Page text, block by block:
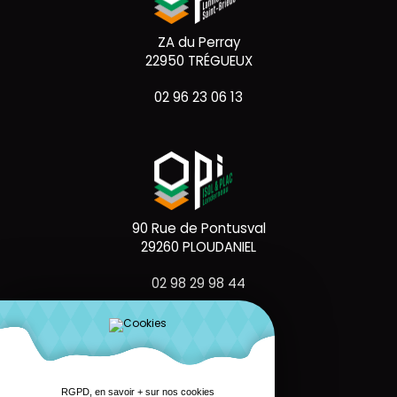
ZA du Perray
22950 TRÉGUEUX
02 96 23 06 13
90 Rue de Pontusval
29260 PLOUDANIEL
02 98 29 98 44
RGPD, en savoir + sur nos cookies